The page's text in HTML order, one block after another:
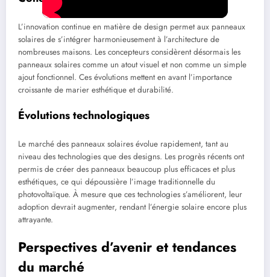
L’innovation continue en matière de design permet aux panneaux
solaires de s’intégrer harmonieusement à l’architecture de
nombreuses maisons. Les concepteurs considèrent désormais les
panneaux solaires comme un atout visuel et non comme un simple
ajout fonctionnel. Ces évolutions mettent en avant l’importance
croissante de marier esthétique et durabilité.
Évolutions technologiques
Le marché des panneaux solaires évolue rapidement, tant au
niveau des technologies que des designs. Les progrès récents ont
permis de créer des panneaux beaucoup plus efficaces et plus
esthétiques, ce qui dépoussière l’image traditionnelle du
photovoltaïque. À mesure que ces technologies s’améliorent, leur
adoption devrait augmenter, rendant l’énergie solaire encore plus
attrayante.
Perspectives d’avenir et tendances
du marché